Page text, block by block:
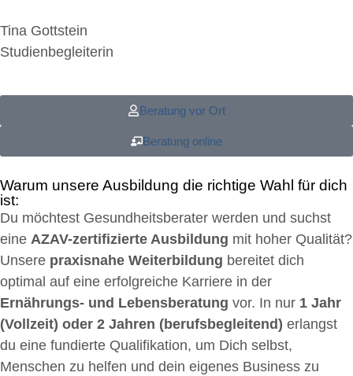
Tina Gottstein
Studienbegleiterin
Beratung vor Ort
Beratung online
Warum unsere Ausbildung die richtige Wahl für dich
ist:
Du möchtest Gesundheitsberater werden und suchst
eine AZAV-zertifizierte Ausbildung mit hoher Qualität?
Unsere praxisnahe Weiterbildung bereitet dich
optimal auf eine erfolgreiche Karriere in der
Ernährungs- und Lebensberatung vor. In nur 1 Jahr
(Vollzeit) oder 2 Jahren (berufsbegleitend) erlangst
du eine fundierte Qualifikation, um Dich selbst,
Menschen zu helfen und dein eigenes Business zu